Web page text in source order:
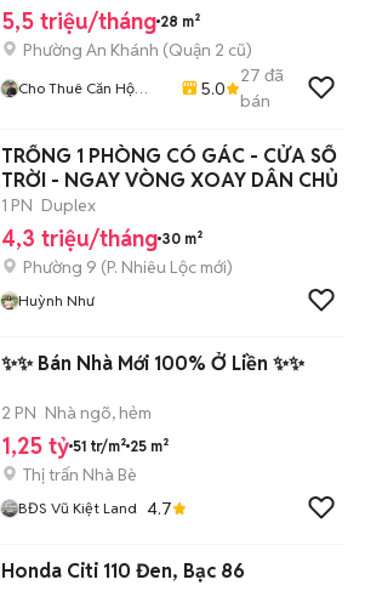
5,5 triệu/tháng 28 m²
Phường An Khánh (Quận 2 cũ)
Cho Thuê Căn Hộ
5.0
27 đã
bán
TRỐNG 1 PHÒNG CÓ GÁC - CỬA SỔ
TRỜI - NGAY VÒNG XOAY DÂN CHỦ
1 PN Duplex
4,3 triệu/tháng 30 m²
Phường 9 (P. Nhiêu Lộc mới)
Huỳnh Như
✨️✨️ Bán Nhà Mới 100% Ở Liền ✨️✨️
2 PN Nhà ngõ, hẻm
1,25 tỷ 51 tr/m² 25 m²
Thị trấn Nhà Bè
BĐS Vũ Kiệt Land 4.7
Honda Citi 110 Đen, Bạc 86